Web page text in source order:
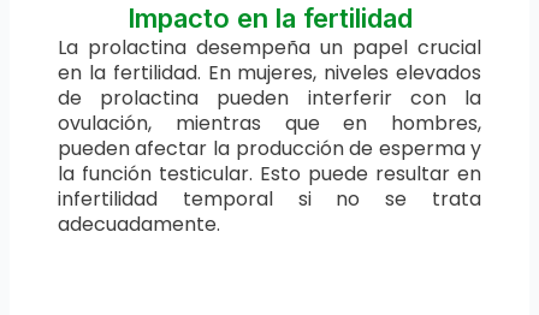
Impacto en la fertilidad
La prolactina desempeña un papel crucial
en la fertilidad. En mujeres, niveles elevados
de prolactina pueden interferir con la
ovulación, mientras que en hombres,
pueden afectar la producción de esperma y
la función testicular. Esto puede resultar en
infertilidad temporal si no se trata
adecuadamente.